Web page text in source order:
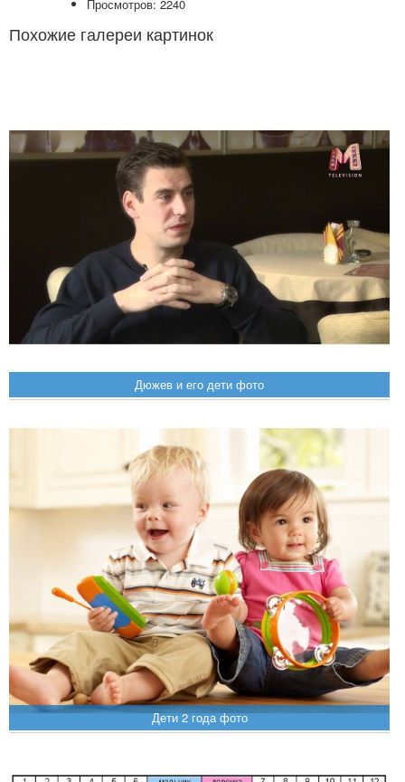
Просмотров: 2240
Похожие галереи картинок
Дюжев и его дети фото
Дети 2 года фото